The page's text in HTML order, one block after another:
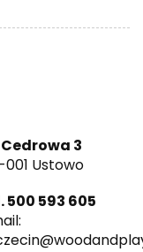
3
Ustowo
500 593 605